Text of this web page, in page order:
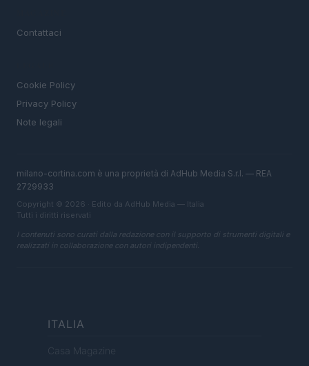
Contattaci
Cookie Policy
Privacy Policy
Note legali
milano-cortina.com è una proprietà di AdHub Media S.r.l. — REA
2729933
Copyright © 2026 · Edito da AdHub Media — Italia
Tutti i diritti riservati
I contenuti sono curati dalla redazione con il supporto di strumenti digitali e
realizzati in collaborazione con autori indipendenti.
ITALIA
Casa Magazine